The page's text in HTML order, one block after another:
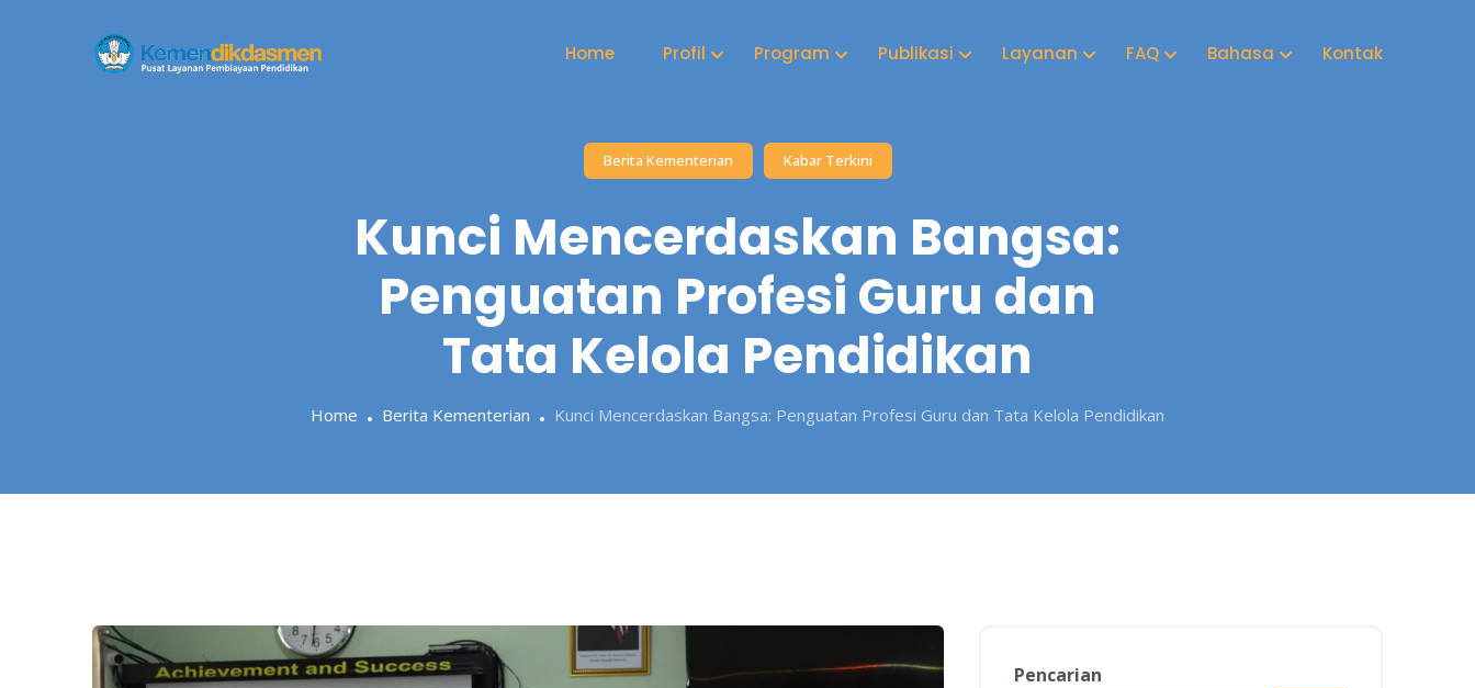
Home Profil Program Publikasi Layanan FAQ Bahasa Kontak
Berita Kementerian Kabar Terkini
Kunci Mencerdaskan Bangsa:
Penguatan Profesi Guru dan
Tata Kelola Pendidikan
Home Berita Kementerian Kunci Mencerdaskan Bangsa: Penguatan Profesi Guru dan Tata Kelola Pendidikan
Pencarian